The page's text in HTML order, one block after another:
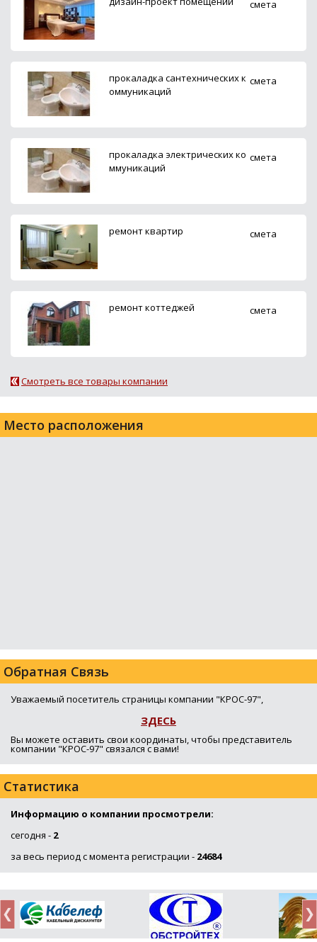
смета
прокаладка сантехнических к
оммуникаций
смета
прокаладка электрических ко
ммуникаций
смета
ремонт квартир смета
ремонт коттеджей смета
Смотреть все товары компании
Место расположения
Обратная Связь
Уважаемый посетитель страницы компании "КРОС-97",
ЗДЕСЬ
Вы можете оставить свои координаты, чтобы представитель
компании "КРОС-97" связался с вами!
Статистика
Информацию о компании просмотрели:
сегодня - 2
за весь период с момента регистрации - 24684